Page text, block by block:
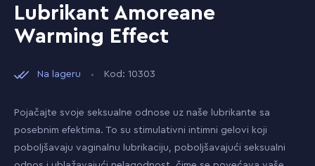
Lubrikant Amoreane
Warming Effect
Na lageru Kod: 10303
Pojačajte svoje seksualne odnose uz naše lubrikante sa
posebnim efektima. To su stimulativni intimni gelovi koji
poboljšavaju vaginalnu lubrikaciju, poboljšavajući seksualni